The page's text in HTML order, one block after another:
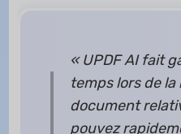
« UPDF AI fait
temps lors de
document
pouvez